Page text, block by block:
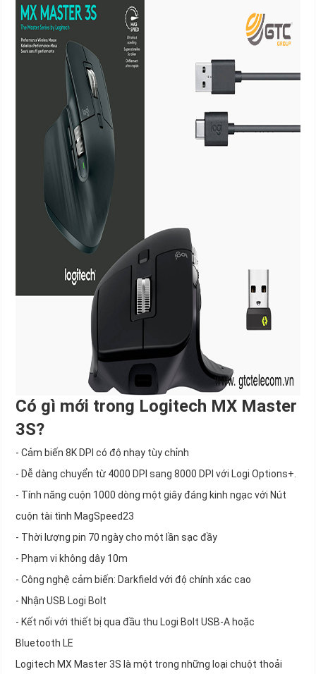
Có gì mới trong Logitech MX Master
3S?
- Cảm biến 8K DPI có độ nhạy tùy chỉnh
- Dễ dàng chuyển từ 4000 DPI sang 8000 DPI với Logi Options+.
- Tính năng cuộn 1000 dòng một giây đáng kinh ngạc với Nút
cuộn tài tình MagSpeed23
- Thời lượng pin 70 ngày cho một lần sạc đầy
- Phạm vi không dây 10m
- Công nghệ cảm biến: Darkfield với độ chính xác cao
- Nhận USB Logi Bolt
- Kết nối với thiết bị qua đầu thu Logi Bolt USB-A hoặc
Bluetooth LE
Logitech MX Master 3S là một trong những loại chuột thoải